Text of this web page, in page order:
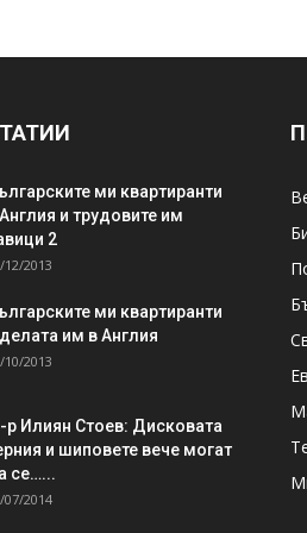
ми квартиранти
и трудовите им
2
12/2013
ми квартиранти
им в Англия
10/2013
Илиян Стоев: Дисковата
и шиповете вече могат
се…...
07/2014